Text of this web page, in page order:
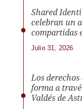
Shared
celebran un
compartidas
Julio 31, 2026
Los
forma a
Valdés de